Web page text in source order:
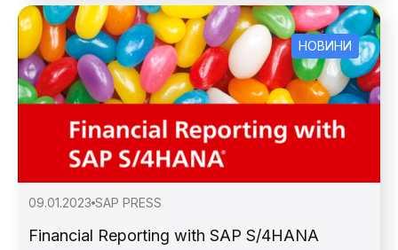
НОВИНИ
09.01.2023 SAP PRESS
Financial Reporting with SAP S/4HANA